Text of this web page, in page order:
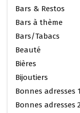
Bars & Restos
Bars à thème
Bars/Tabacs
Beauté
Bières
Bijoutiers
Bonnes adresses 1
Bonnes adresses